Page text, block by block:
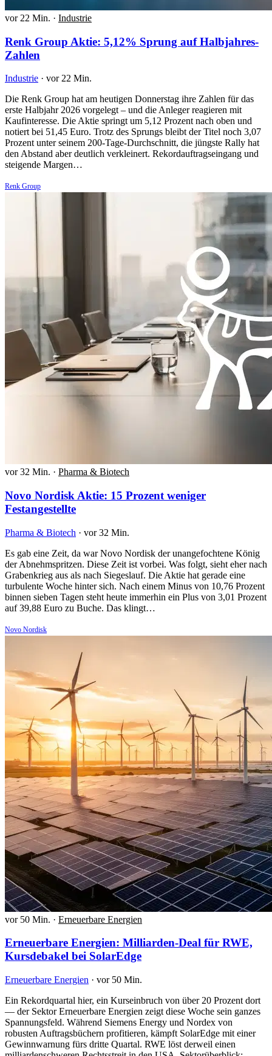
vor 22 Min. · Industrie
Renk Group Aktie: 5,12% Sprung auf Halbjahres-
Zahlen
Industrie · vor 22 Min.
Die Renk Group hat am heutigen Donnerstag ihre Zahlen für das
erste Halbjahr 2026 vorgelegt – und die Anleger reagieren mit
Kaufinteresse. Die Aktie springt um 5,12 Prozent nach oben und
notiert bei 51,45 Euro. Trotz des Sprungs bleibt der Titel noch 3,07
Prozent unter seinem 200-Tage-Durchschnitt, die jüngste Rally hat
den Abstand aber deutlich verkleinert. Rekordauftragseingang und
steigende Margen…
Renk Group
vor 32 Min. · Pharma & Biotech
Novo Nordisk Aktie: 15 Prozent weniger
Festangestellte
Pharma & Biotech · vor 32 Min.
Es gab eine Zeit, da war Novo Nordisk der unangefochtene König
der Abnehmspritzen. Diese Zeit ist vorbei. Was folgt, sieht eher nach
Grabenkrieg aus als nach Siegeslauf. Die Aktie hat gerade eine
turbulente Woche hinter sich. Nach einem Minus von 10,76 Prozent
binnen sieben Tagen steht heute immerhin ein Plus von 3,01 Prozent
auf 39,88 Euro zu Buche. Das klingt…
Novo Nordisk
vor 50 Min. · Erneuerbare Energien
Erneuerbare Energien: Milliarden-Deal für RWE,
Kursdebakel bei SolarEdge
Erneuerbare Energien · vor 50 Min.
Ein Rekordquartal hier, ein Kurseinbruch von über 20 Prozent dort
— der Sektor Erneuerbare Energien zeigt diese Woche sein ganzes
Spannungsfeld. Während Siemens Energy und Nordex von
robusten Auftragsbüchern profitieren, kämpft SolarEdge mit einer
Gewinnwarnung fürs dritte Quartal. RWE löst derweil einen